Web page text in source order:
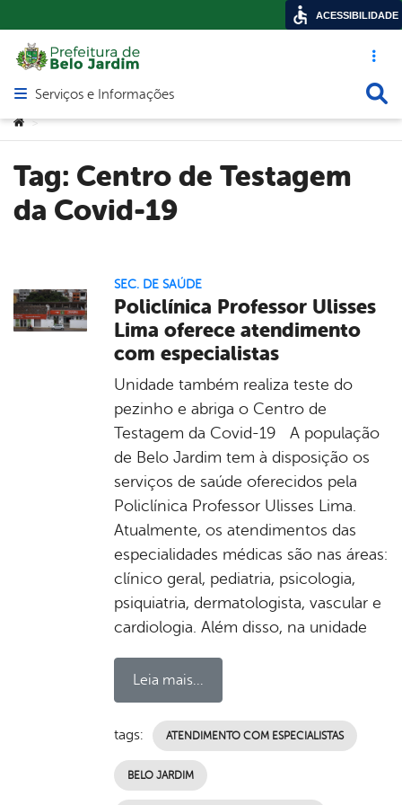
Acesso
Abrir menu principal de navegação
Serviços e Informações
Você está aqui:
>
Tag: Centro de Testagem
da Covid-19
SEC. DE SAÚDE
Policlínica Professor Ulisses
Lima oferece atendimento
com especialistas
Unidade também realiza teste do
pezinho e abriga o Centro de
Testagem da Covid-19 A população
de Belo Jardim tem à disposição os
serviços de saúde oferecidos pela
Policlínica Professor Ulisses Lima.
Atualmente, os atendimentos das
especialidades médicas são nas áreas:
clínico geral, pediatria, psicologia,
psiquiatria, dermatologista, vascular e
cardiologia. Além disso, na unidade
Leia mais...
tags: ATENDIMENTO COM ESPECIALISTAS
BELO JARDIM
ACESSIBILIDADE